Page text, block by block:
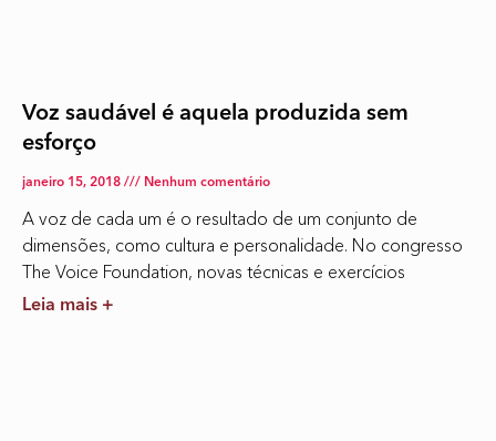
Voz saudável é aquela produzida sem
esforço
janeiro 15, 2018 Nenhum comentário
A voz de cada um é o resultado de um conjunto de
dimensões, como cultura e personalidade. No congresso
The Voice Foundation, novas técnicas e exercícios
Leia mais +